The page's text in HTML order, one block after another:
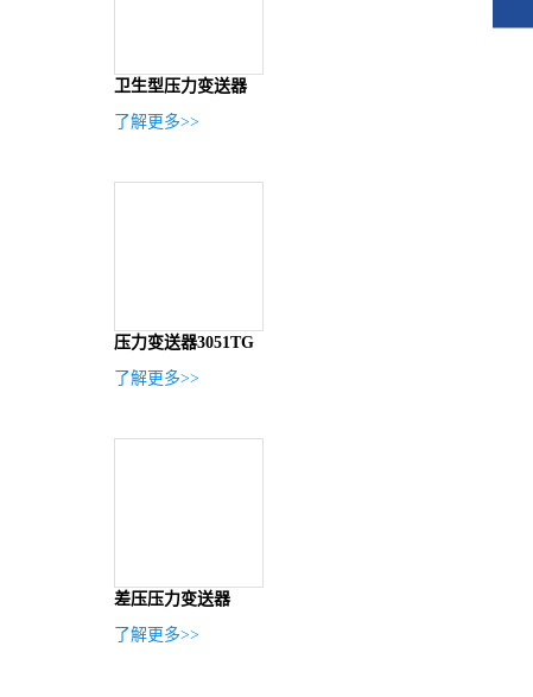
卫生型压力变送器
了解更多>>
压力变送器3051TG
了解更多>>
差压压力变送器
了解更多>>